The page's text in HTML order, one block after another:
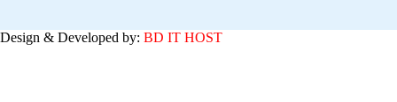
Design & Developed by: BD IT HOST